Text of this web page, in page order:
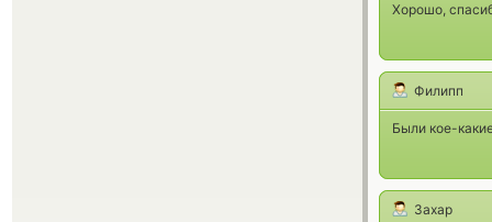
Хорошо,
Филипп
Были кое-
Захар